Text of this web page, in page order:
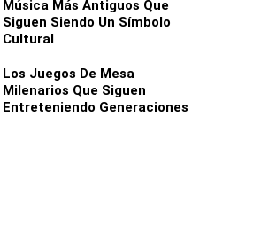
Música Más Antiguos Que
Siguen Siendo Un Símbolo
Cultural
Los Juegos De Mesa
Milenarios Que Siguen
Entreteniendo Generaciones